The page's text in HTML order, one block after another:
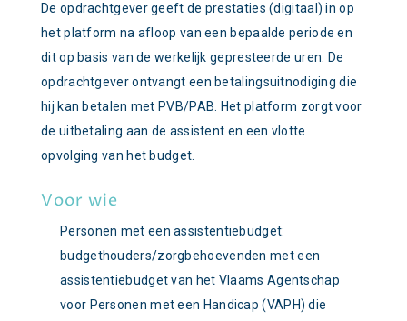
De opdrachtgever geeft de prestaties (digitaal) in op
het platform na afloop van een bepaalde periode en
dit op basis van de werkelijk gepresteerde uren. De
opdrachtgever ontvangt een betalingsuitnodiging die
hij kan betalen met PVB/PAB. Het platform zorgt voor
de uitbetaling aan de assistent en een vlotte
opvolging van het budget.
Voor wie
Personen met een assistentiebudget:
budgethouders/zorgbehoevenden met een
assistentiebudget van het Vlaams Agentschap
voor Personen met een Handicap (VAPH) die